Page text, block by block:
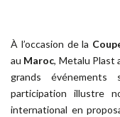
À l’occasion de la
au Maroc, Metalu Plast
grands
participation illustre
international en